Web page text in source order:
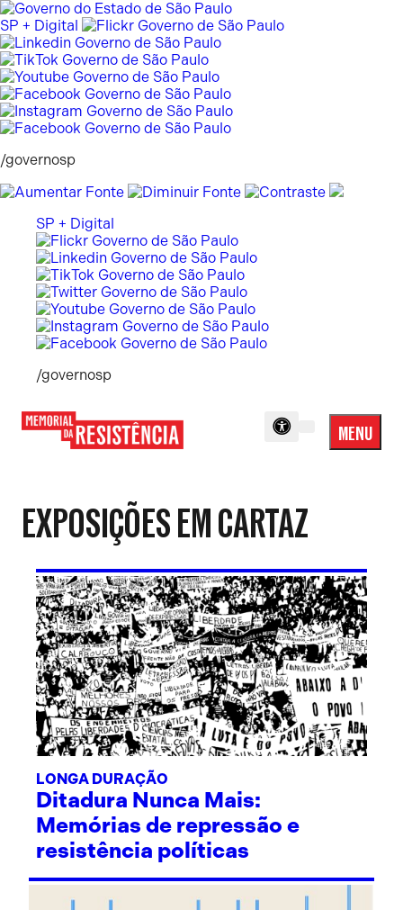
Pular
para
o
conteúdo
SP + Digital
/governosp
SP + Digital
/governosp
MENU
Menu
EXPOSIÇÕES EM CARTAZ
LONGA DURAÇÃO
Ditadura Nunca Mais:
Memórias de repressão e
resistência políticas